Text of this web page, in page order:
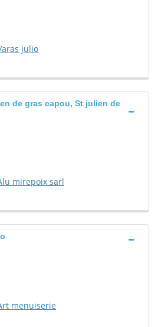
julio
de gras capou, St julien de
mirepoix sarl
menuiserie